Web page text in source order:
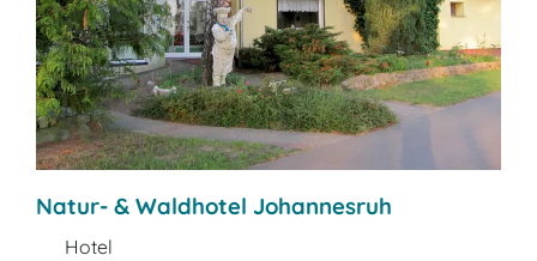
Natur- & Waldhotel Johannesruh
Hotel